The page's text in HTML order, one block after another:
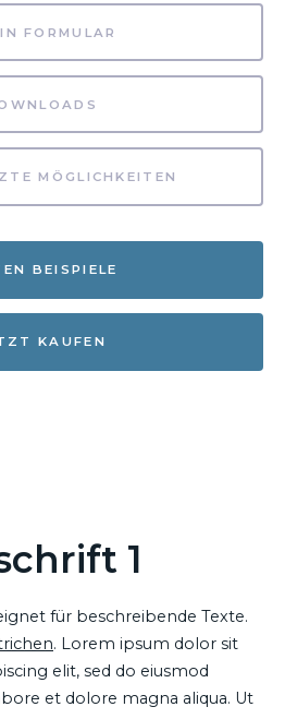
FORMULAR
MÖGLICHKEITEN
BEISPIELE
KAUFEN
1
für beschreibende Texte.
. Lorem ipsum dolor sit
elit, sed do eiusmod
et dolore magna aliqua. Ut